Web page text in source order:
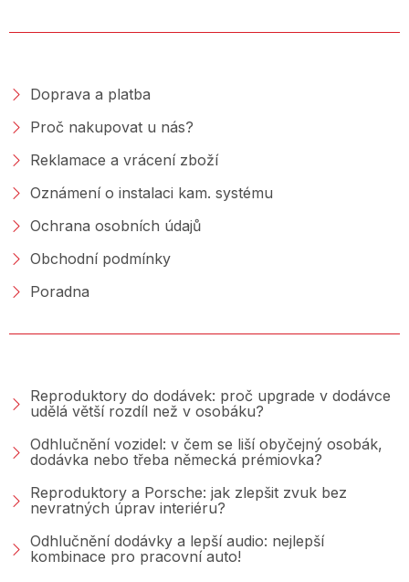
Doprava a platba
Proč nakupovat u nás?
Reklamace a vrácení zboží
Oznámení o instalaci kam. systému
Ochrana osobních údajů
Obchodní podmínky
Poradna
Reproduktory do dodávek: proč upgrade v dodávce
udělá větší rozdíl než v osobáku?
Odhlučnění vozidel: v čem se liší obyčejný osobák,
dodávka nebo třeba německá prémiovka?
Reproduktory a Porsche: jak zlepšit zvuk bez
nevratných úprav interiéru?
Odhlučnění dodávky a lepší audio: nejlepší
kombinace pro pracovní auto!